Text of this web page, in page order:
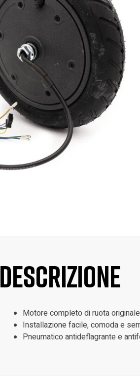
Descrizione
Motore completo di ruota
Installazione facile, comoda e
Pneumatico antideflagrante e